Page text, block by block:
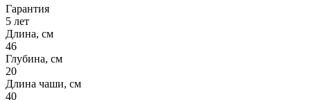
Гарантия
5 лет
Длина, см
46
Глубина, см
20
Длина чаши, см
40